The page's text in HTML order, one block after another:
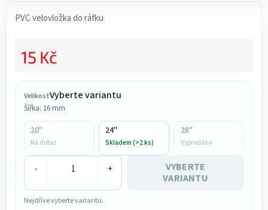
PVC velovložka do ráfku
VelikostVyberte variantu
Šířka: 16 mm
20"
Na dotaz
24"
Skladem (>2 ks)
28"
Vyprodáno
- +
VYBERTE
VARIANTU
Nejdříve vyberte variantu.
15 Kč